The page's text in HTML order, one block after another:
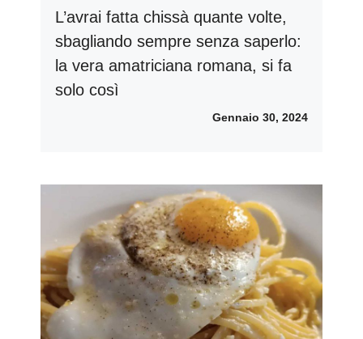
L’avrai fatta chissà quante volte,
sbagliando sempre senza saperlo:
la vera amatriciana romana, si fa
solo così
Gennaio 30, 2024